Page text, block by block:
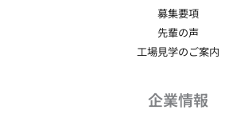
募集要項
先輩の声
工場見学のご案内
企業情報